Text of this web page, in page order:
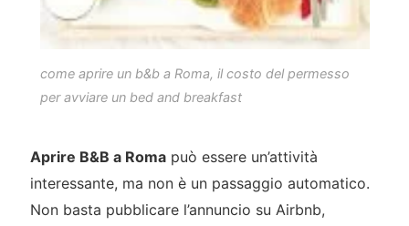
come aprire un b&b a Roma, il costo del permesso
per avviare un bed and breakfast
Aprire B&B a Romapuò essere un’attività
interessante, ma non è un passaggio automatico.
Non basta pubblicare l’annuncio su Airbnb,